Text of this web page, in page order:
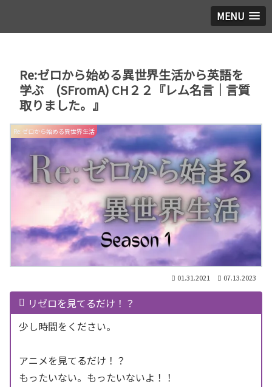
MENU
Re:ゼロから始める異世界生活から英語を
学ぶ (SFromA) CH２２『レム名言｜言質
取りました。』
Re:ゼロから始める異世界生活
01.31.2021 07.13.2023
リゼロを見てるだけ！？
少し時間をください。
アニメを見てるだけ！？
もったいない。もったいないよ！！